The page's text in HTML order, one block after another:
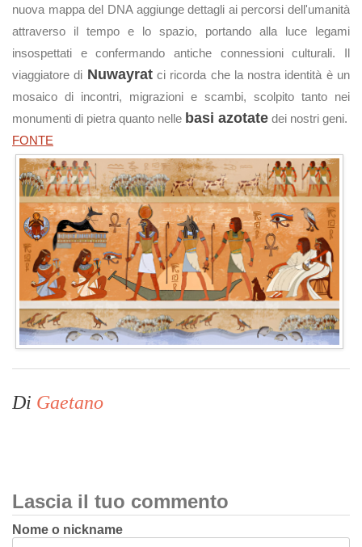
nuova mappa del DNA aggiunge dettagli ai percorsi dell'umanità
attraverso il tempo e lo spazio, portando alla luce legami
insospettati e confermando antiche connessioni culturali. Il
viaggiatore di Nuwayratci ricorda che la nostra identità è un
mosaico di incontri, migrazioni e scambi, scolpito tanto nei
monumenti di pietra quanto nelle basi azotate dei nostri geni.
FONTE
Di Gaetano
Lascia il tuo commento
Nome o nickname